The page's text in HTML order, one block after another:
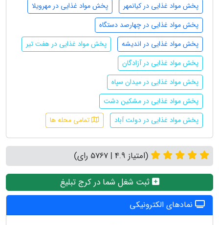
پخش مواد غذایی در کیانمهر
پخش مواد غذایی در مهرویلا
پخش مواد غذایی در چهارصد دستگاه
پخش مواد غذایی در اندیشه
پخش مواد غذایی در هفت تیر
پخش مواد غذایی در آزادگان
پخش مواد غذایی در میدان سپاه
پخش مواد غذایی در مشکین دشت
پخش مواد غذایی در دولت آباد
تمامی محله ها
(امتیاز 4.9 | 5767 رای)
ثبت شغل شما در کرج تبلیغ
نمادهای الکترونیکی